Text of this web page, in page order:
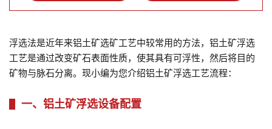
浮选法是近年来铝土矿选矿工艺中较常用的方法，铝土矿浮选
工艺是通过改变矿石表面性质，使其具有可浮性，然后将目的
矿物与脉石分离。现小编为您介绍铝土矿浮选工艺流程：
一、铝土矿浮选设备配置